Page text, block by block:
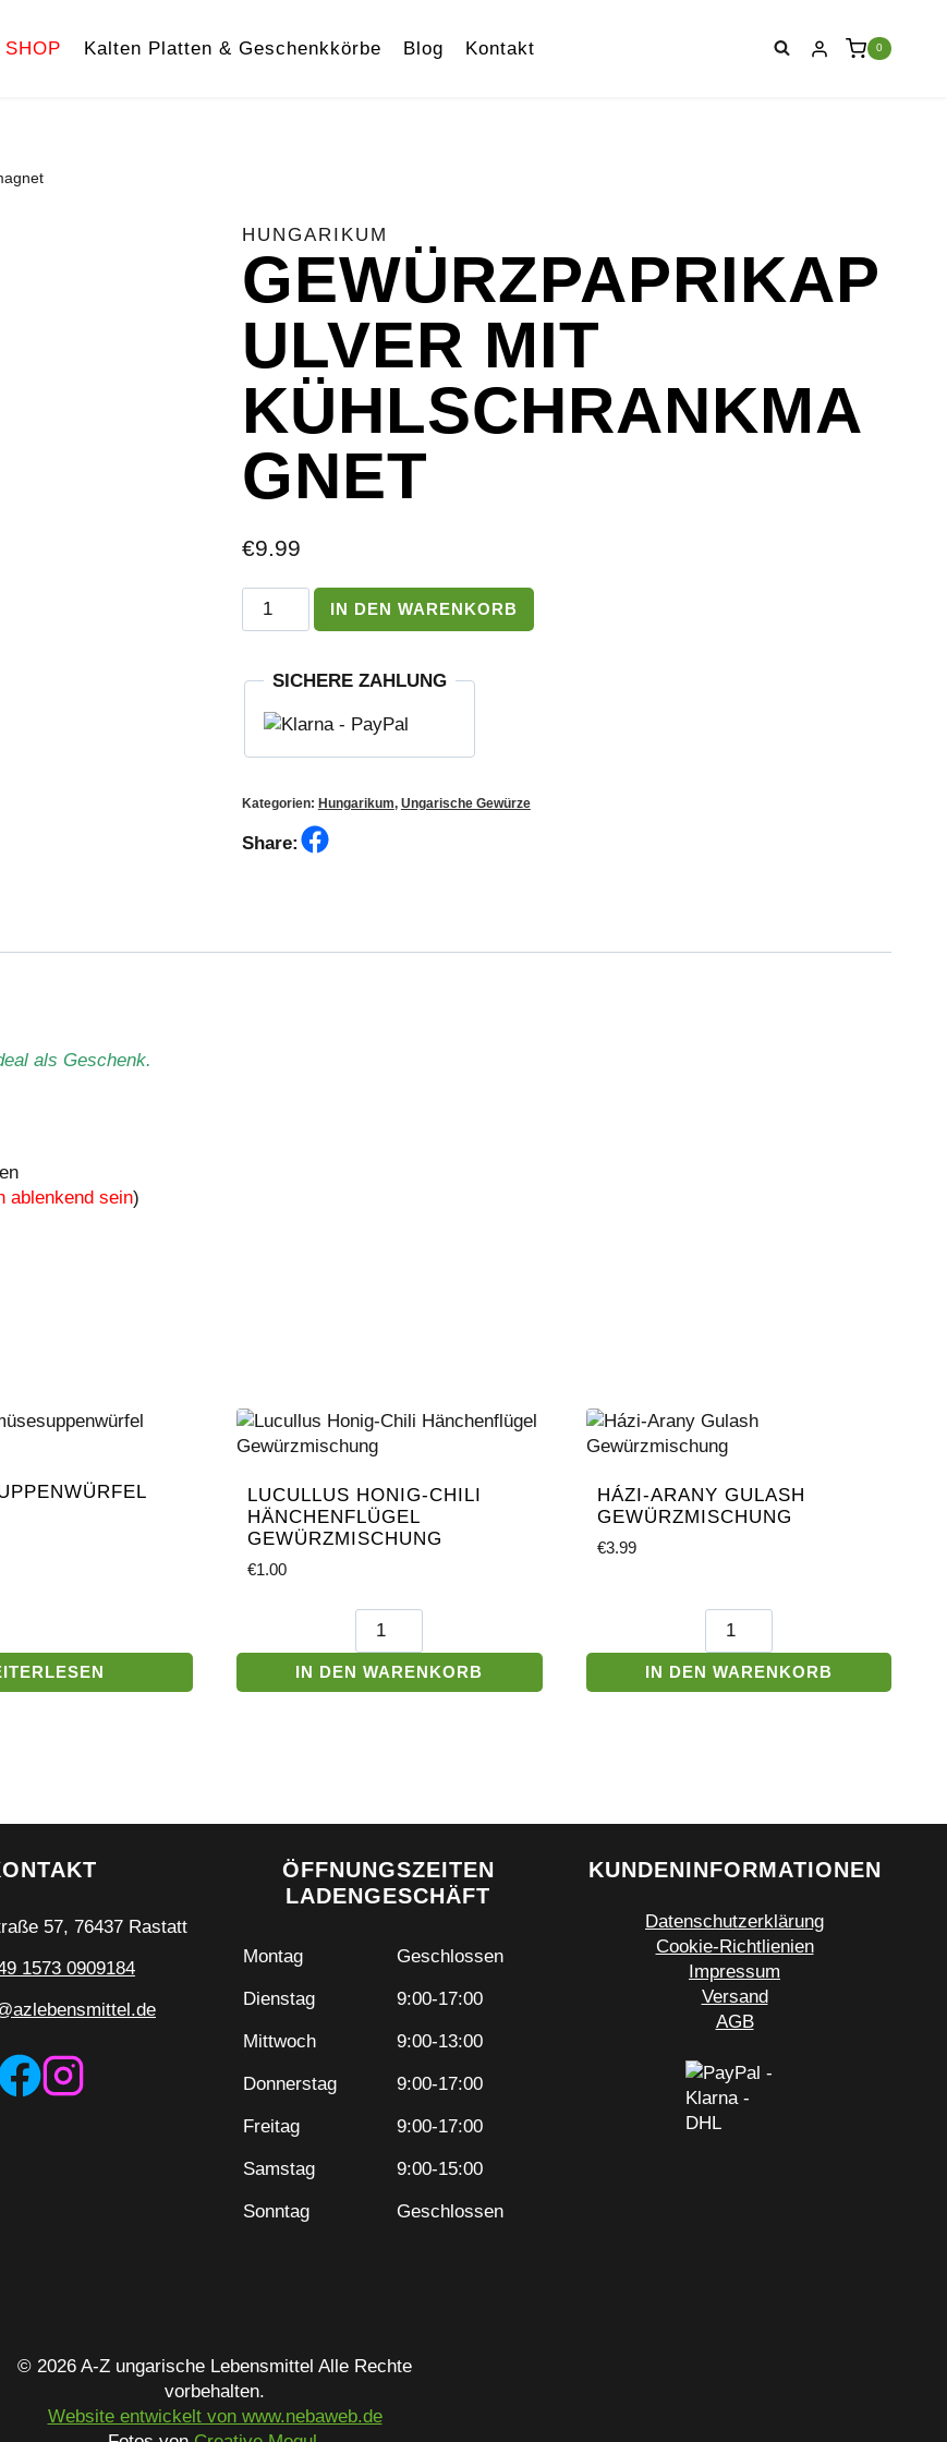
SHOP Kalten Platten & Geschenkkörbe Blog Kontakt 0
HUNGARIKUM
GEWÜRZPAPRIKAP
ULVER MIT
KÜHLSCHRANKMA
GNET
€9.99
Gewürzpaprikapulver
mit
Menge
IN DEN WARENKORB
SICHERE ZAHLUNG
Kategorien: Hungarikum, Ungarische Gewürze
Share:
als Geschenk.
ablenkend sein)
LUCULLUS HONIG-CHILI
HÄNCHENFLÜGEL
GEWÜRZMISCHUNG
€1.00
Lucullus
Honig-
Chili
Hänchenflügel
IN DEN WARENKORB
HÁZI-ARANY GULASH
GEWÜRZMISCHUNG
€3.99
Házi-
Arany
Gulash
Gewürzmischung
IN DEN WARENKORB
57, 76437 Rastatt
1573 0909184
ÖFFNUNGSZEITEN
LADENGESCHÄFT
Montag Geschlossen
Dienstag 9:00-17:00
Mittwoch 9:00-13:00
Donnerstag 9:00-17:00
Freitag 9:00-17:00
Samstag 9:00-15:00
Sonntag Geschlossen
KUNDENINFORMATIONEN
Datenschutzerklärung
Cookie-Richtlienien
Impressum
Versand
AGB
© 2026 A-Z ungarische Lebensmittel Alle Rechte
vorbehalten.
Website entwickelt von www.nebaweb.de